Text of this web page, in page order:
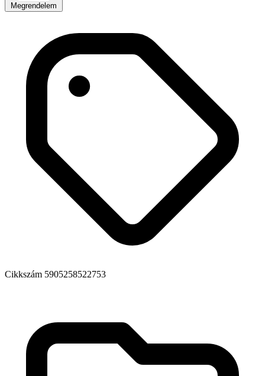
Megrendelem
Cikkszám 5905258522753